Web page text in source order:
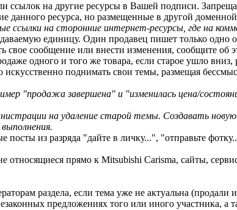
ссылок на другие ресурсы в Вашей подписи.
ресурса, но размещенные в другой доменной
на сторонние интернет-ресурсы, где на
единицу. Один продавец пишет только одно
свое сообщение или внести изменения, сообщите об
одного и того же товара, если старое ушло
искусственно поднимать свои темы, размещая
"продажа завершена" и "изменилась цена/
на удаление старой темы. Создавать
из разряда "дайте в личку...", "отправьте
прямо к Mitsubishi Carisma, сайты,
раздела, если тема уже не актуальна (продали
предложениях того или иного участника, а